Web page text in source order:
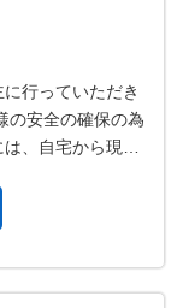
行っていただき
の安全の確保の為
、自宅から現場